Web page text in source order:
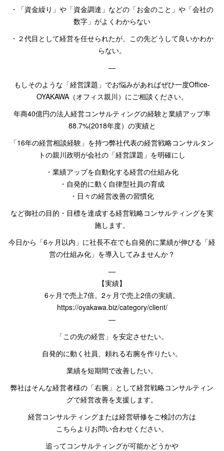
・「資金繰り」や「資金調達」などの「お金のこと」や「会社の
数字」がよくわからない
・２代目として経営を任せられたが、この先どうして良いかわか
らない。
—
もしそのような「経営課題」でお悩みがあればぜひ一度Office-
OYAKAWA（オフィス親川）にご相談ください。
年商40億円の法人経営コンサルティングの経験と業績アップ率
88.7%(2018年度）の実績と
「16年の経営相談経験」を持つ弊社代表の経営戦略コンサルタン
トの親川政明が会社の「経営課題」を明確にし
・業績アップを自動化する経営の仕組み化
・自発的に動く自律型社員の育成
・日々の経営改善の習慣化
など御社の目的・目標を達成する経営戦略コンサルティングを実
施します。
今日から「6ヶ月以内」に社長不在でも自発的に業績が伸びる「経
営の仕組み化」を導入してみませんか？
—
【実績】
6ヶ月で売上7倍。 2ヶ月で売上2倍の実績。
https://oyakawa.biz/category/client/
—
「この先の経営」を安定させたい。
自発的に動く社員、頼れる右腕を作りたい。
業績を短期間で改善したい。
弊社はそんな経営者様の「右腕」として経営戦略コンサルティン
グで経営改善を支援します。
経営コンサルティングまたは経営研修をご検討の方は
こちらよりお問い合わせください。
追ってコンサルティングが可能かどうかや